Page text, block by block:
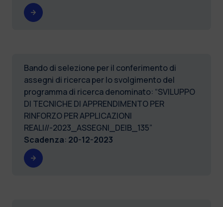
Bando di selezione per il conferimento di
assegni di ricerca per lo svolgimento del
programma di ricerca denominato: “SVILUPPO
DI TECNICHE DI APPRENDIMENTO PER
RINFORZO PER APPLICAZIONI
REALI//-2023_ASSEGNI_DEIB_135”
Scadenza: 20-12-2023